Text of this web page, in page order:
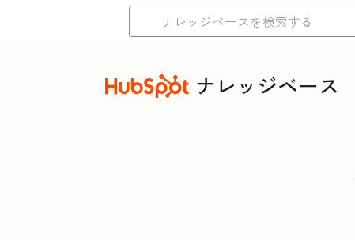
ナレッジベース